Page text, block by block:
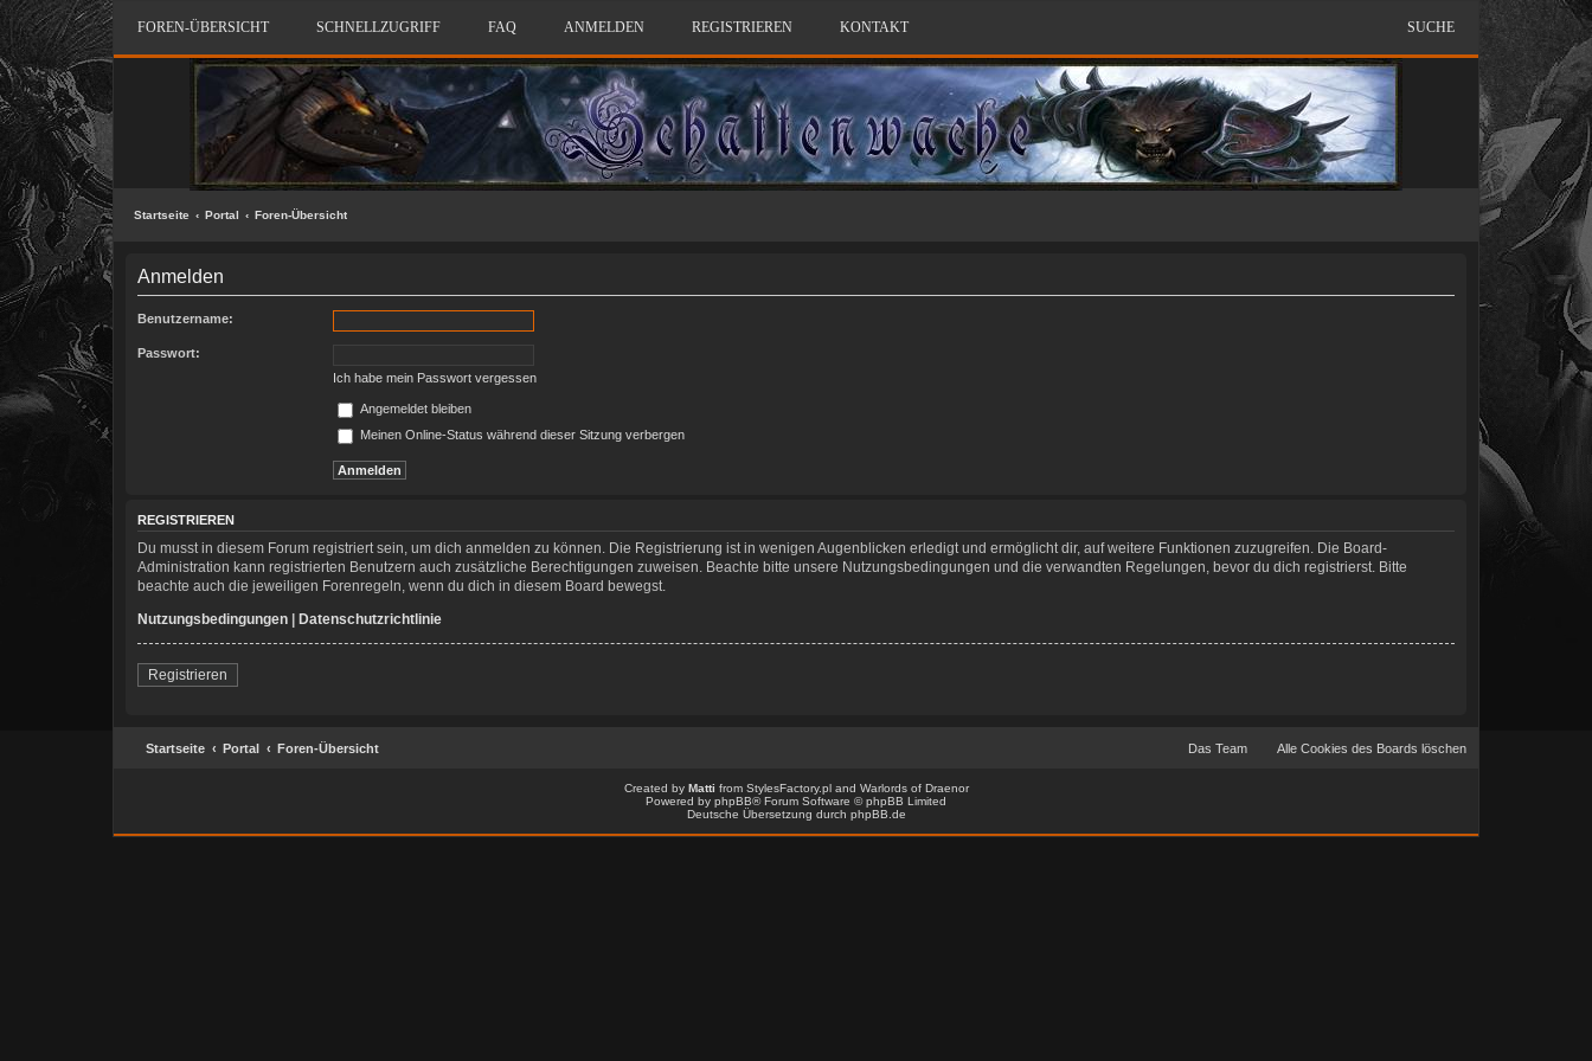
FOREN-ÜBERSICHT SCHNELLZUGRIFF FAQ ANMELDEN REGISTRIEREN KONTAKT SUCHE
Startseite Portal Foren-Übersicht
Anmelden
Benutzername:
Passwort:
Ich habe mein Passwort vergessen
Angemeldet bleiben
Meinen Online-Status während dieser Sitzung verbergen
REGISTRIEREN
Du musst in diesem Forum registriert sein, um dich anmelden zu können. Die Registrierung ist in wenigen Augenblicken erledigt und ermöglicht dir, auf weitere Funktionen zuzugreifen. Die Board-
Administration kann registrierten Benutzern auch zusätzliche Berechtigungen zuweisen. Beachte bitte unsere Nutzungsbedingungen und die verwandten Regelungen, bevor du dich registrierst. Bitte
beachte auch die jeweiligen Forenregeln, wenn du dich in diesem Board bewegst.
Nutzungsbedingungen | Datenschutzrichtlinie
Registrieren
Startseite Portal Foren-Übersicht Alle Cookies des Boards löschen
Das Team
Created by Matti from StylesFactory.pland Warlords of Draenor
Powered by phpBB® Forum Software © phpBB Limited
Deutsche Übersetzung durch phpBB.de